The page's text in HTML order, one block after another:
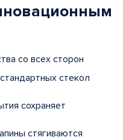
со всех сторон
стекол
сохраняет
стягиваются